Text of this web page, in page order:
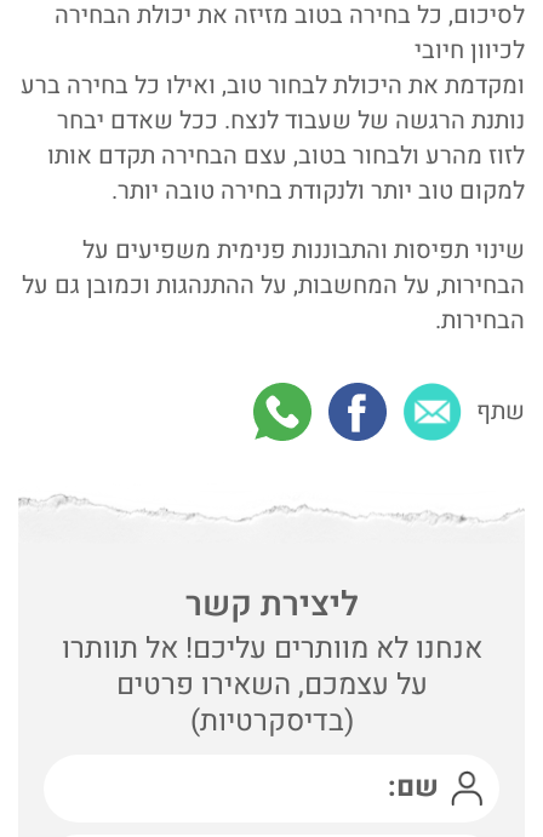
לסיכום, כל בחירה בטוב מזיזה את יכולת הבחירה
לכיוון חיובי
ומקדמת את היכולת לבחור טוב, ואילו כל בחירה ברע
נותנת הרגשה של שעבוד לנצח. ככל שאדם יבחר
לזוז מהרע ולבחור בטוב, עצם הבחירה תקדם אותו
למקום טוב יותר ולנקודת בחירה טובה יותר.
שינוי תפיסות והתבוננות פנימית משפיעים על
הבחירות, על המחשבות, על ההתנהגות וכמובן גם על
הבחירות.
שתף
ליצירת קשר
אנחנו לא מוותרים עליכם! אל תוותרו
על עצמכם, השאירו פרטים
(בדיסקרטיות)